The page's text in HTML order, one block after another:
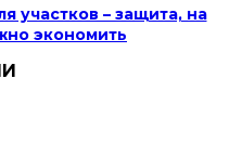
участков – защита, на
экономить